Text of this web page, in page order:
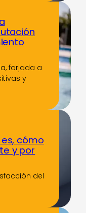
forjada a
y
cómo
y por
del